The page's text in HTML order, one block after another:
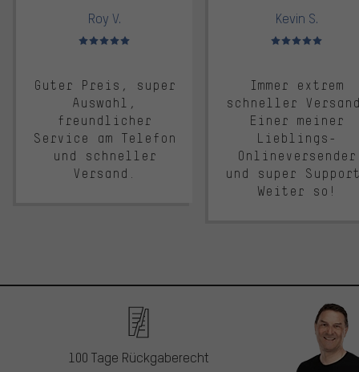
Roy V.
Bewertungen: 5 von 5
Guter Preis, super
Auswahl,
freundlicher
Service am Telefon
und schneller
Versand.
Kevin S.
Bewertungen: 5 von 5
Immer extrem
schneller
Einer meiner
Lieblings-
Onlineversender
und super
Weiter so!
100 Tage Rückgaberecht